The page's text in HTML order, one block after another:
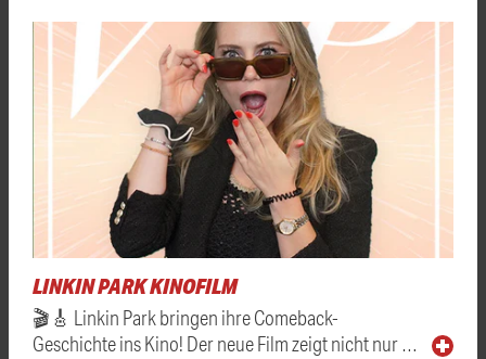
LINKIN PARK KINOFILM
🎬🎸 Linkin Park bringen ihre Comeback-
Geschichte ins Kino! Der neue Film zeigt nicht nur …